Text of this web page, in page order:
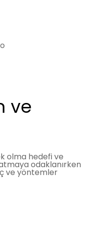
ve
olma hedefi ve
odaklanırken
ve yöntemler